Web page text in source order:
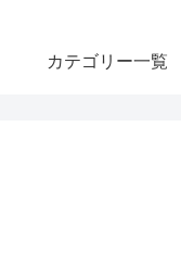
カテゴリー一覧